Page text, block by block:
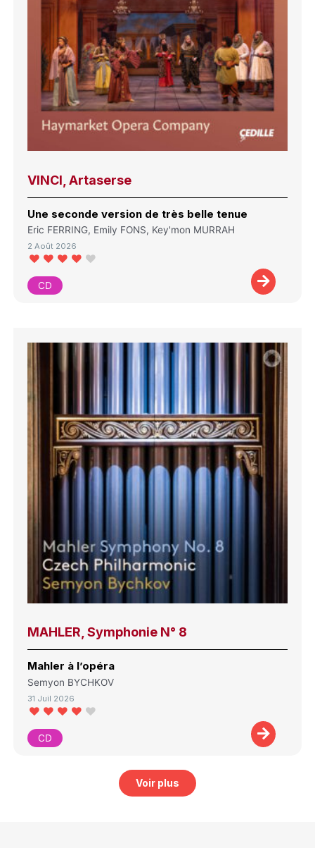
VINCI, Artaserse
Une seconde version de très belle tenue
Eric FERRING, Emily FONS, Key'mon MURRAH
2 Août 2026
CD
MAHLER, Symphonie N° 8
Mahler à l’opéra
Semyon BYCHKOV
31 Juil 2026
CD
Voir plus